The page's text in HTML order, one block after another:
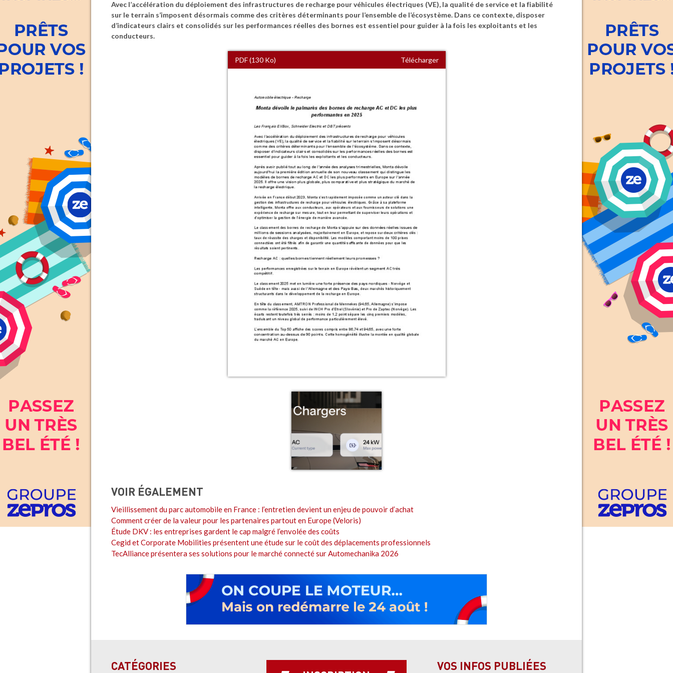
Avec l’accélération du déploiement des infrastructures de recharge pour véhicules électriques (VE), la qualité de service et la fiabilité
sur le terrain s’imposent désormais comme des critères déterminants pour l’ensemble de l’écosystème. Dans ce contexte, disposer
d’indicateurs clairs et consolidés sur les performances réelles des bornes est essentiel pour guider à la fois les exploitants et les
conducteurs.
PDF (130 Ko) Télécharger
VOIR ÉGALEMENT
Vieillissement du parc automobile en France : l’entretien devient un enjeu de pouvoir d’achat
Comment créer de la valeur pour les partenaires partout en Europe (Veloris)
Étude DKV : les entreprises gardent le cap malgré l’envolée des coûts
Cegid et Corporate Mobilities présentent une étude sur le coût des déplacements professionnels
TecAlliance présentera ses solutions pour le marché connecté sur Automechanika 2026
CATÉGORIES
VOS INFOS PUBLIÉES